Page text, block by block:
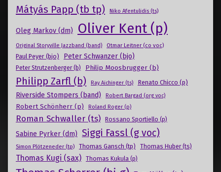
Mátyás Papp (tb tp) Niko Afentulidis (ts)
Oleg Markov (dm) Oliver Kent (p)
Original Storyville Jazzband (band) Otmar Leitner (co voc)
Paul Peyer (bjo) Peter Schwanzer (bjo)
Peter Strutzenberger (b) Philip Moosbrugger (b)
Philipp Zarfl (b) Ray Aichinger (ts) Renato Chicco (p)
Riverside Stompers (band) Robert Bargad (org voc)
Robert Schönherr (p) Roland Roger (p)
Roman Schwaller (ts) Rossano Sportiello (p)
Sabine Pyrker (dm) Siggi Fassl (g voc)
Simon Plötzeneder (tp) Thomas Gansch (tp) Thomas Huber (ts)
Thomas Kugi (sax) Thomas Kukula (p)